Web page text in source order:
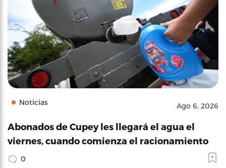
Noticias Ago 6, 2026
Abonados de Cupey les llegará el agua el
viernes, cuando comienza el racionamiento
0